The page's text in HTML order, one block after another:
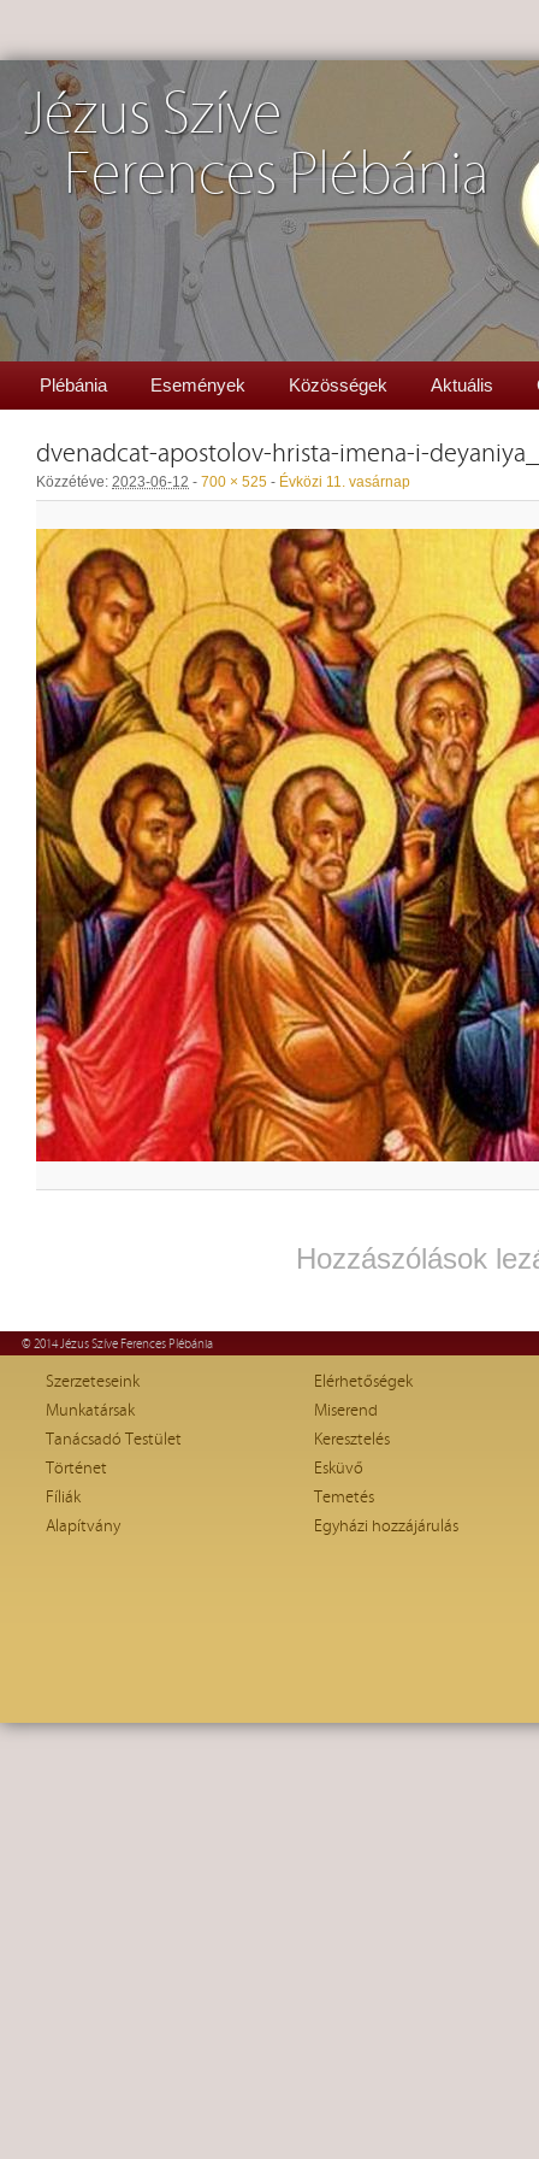
Jézus Szíve
Ferences Plébánia
Plébánia Események Közösségek Aktuális
dvenadcat-apostolov-hrista-imena-i-
Közzétéve: 2023-06-12 - 700 × 525 - Évközi 11. vasárnap
Hozzászólások
© 2014 Jézus Szíve Ferences Plébánia
Szerzeteseink
Munkatársak
Tanácsadó Testület
Történet
Fíliák
Alapítvány
Elérhetőségek
Miserend
Keresztelés
Esküvő
Temetés
Egyházi hozzájárulás